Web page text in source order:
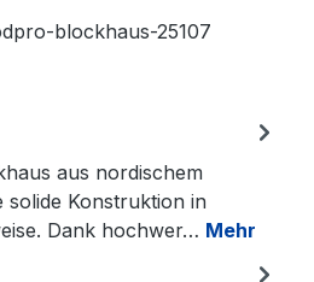
blockhaus-25107
aus nordischem
solide Konstruktion in
Dank hochwer… Mehr